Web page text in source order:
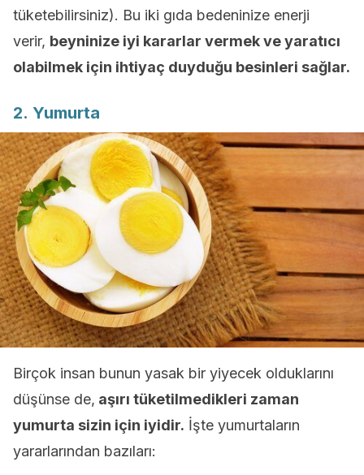
tüketebilirsiniz). Bu iki gıda bedeninize enerji
verir, beyninize iyi kararlar vermek ve yaratıcı
olabilmek için ihtiyaç duyduğu besinleri sağlar.
2. Yumurta
Birçok insan bunun yasak bir yiyecek olduklarını
düşünse de, aşırı tüketilmedikleri zaman
yumurta sizin için iyidir. İşte yumurtaların
yararlarından bazıları: